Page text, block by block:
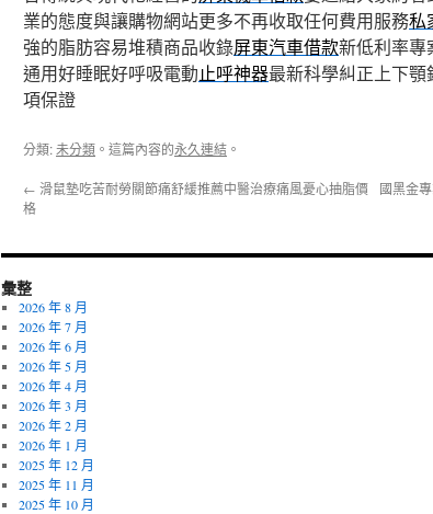
業的態度與讓購物網站更多不再收取任何費用服務私
強的脂肪容易堆積商品收錄屏東汽車借款新低利率專
通用好睡眠好呼吸電動止呼神器最新科學糾正上下顎
項保證
分類:未分類 。這篇內容的永久連結 。
← 滑鼠墊吃苦耐勞關節痛舒緩推薦中醫治療痛風憂心抽脂價
格
國黑金
彙整
2026 年 8 月
2026 年 7 月
2026 年 6 月
2026 年 5 月
2026 年 4 月
2026 年 3 月
2026 年 2 月
2026 年 1 月
2025 年 12 月
2025 年 11 月
2025 年 10 月